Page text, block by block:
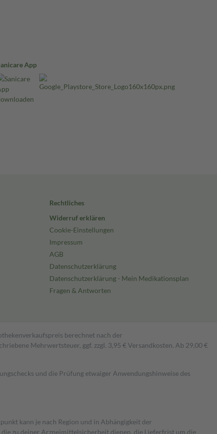
App
Rechtliches
Widerruf erklären
Cookie-Einstellungen
Impressum
AGB
Datenschutzerklärung
Datenschutzerklärung - Mein Medikationsplan
Fragen & Antworten
berechnet nach der
Mehrwertsteuer, ggf. zzgl. 3,95 € Versandkosten. Ab 29,00 €
und die Prüfung etwaiger Anwendungshinweise des
kann je nach Region und in Abhängigkeit der
zu deiner Arzneimittelsicherheit dienen, die Lieferfrist um die